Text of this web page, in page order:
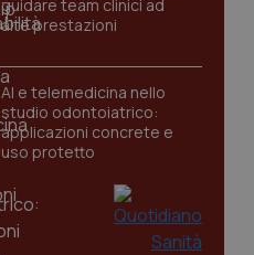
guidare team clinici ad
alte prestazioni
AI e telemedicina nello
studio odontoiatrico:
applicazioni concrete e
uso protetto